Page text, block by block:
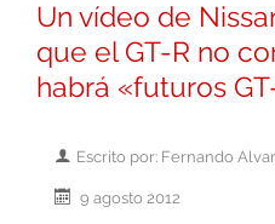
Un vídeo de
que el GT-R no
habrá «futuros
Escrito por: Fernando
9 agosto 2012